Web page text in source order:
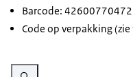
Barcode:
Code op verpakking
Vergroot afbeelding Barkoo